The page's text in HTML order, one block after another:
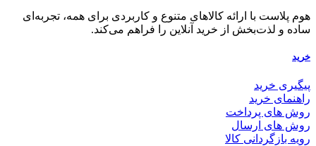
هوم پلاست با ارائه کالاهای متنوع و کاربردی برای همه، تجربه‌ای
ساده و لذت‌بخش از خرید آنلاین را فراهم می‌کند.
خرید
پیگیری خرید
راهنمای خرید
روش های پرداخت
روش های ارسال
رویه بازگردانی کالا